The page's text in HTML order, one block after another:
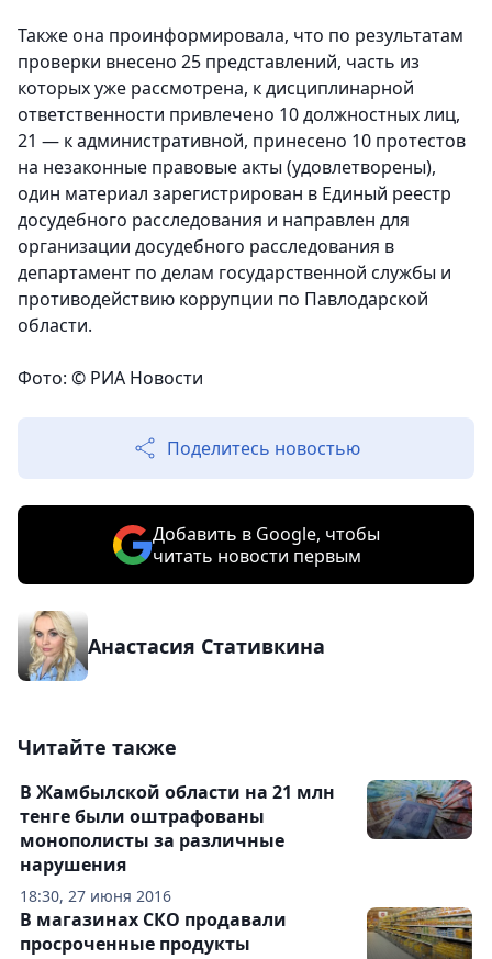
Также она проинформировала, что по результатам
проверки внесено 25 представлений, часть из
которых уже рассмотрена, к дисциплинарной
ответственности привлечено 10 должностных лиц,
21 — к административной, принесено 10 протестов
на незаконные правовые акты (удовлетворены),
один материал зарегистрирован в Единый реестр
досудебного расследования и направлен для
организации досудебного расследования в
департамент по делам государственной службы и
противодействию коррупции по Павлодарской
области.
Фото: © РИА Новости
Поделитесь новостью
Добавить в Google, чтобы
читать новости первым
Анастасия Стативкина
Читайте также
18:30, 27 июня 2016
В Жамбылской области на 21 млн
тенге были оштрафованы
монополисты за различные
нарушения
В магазинах СКО продавали
просроченные продукты